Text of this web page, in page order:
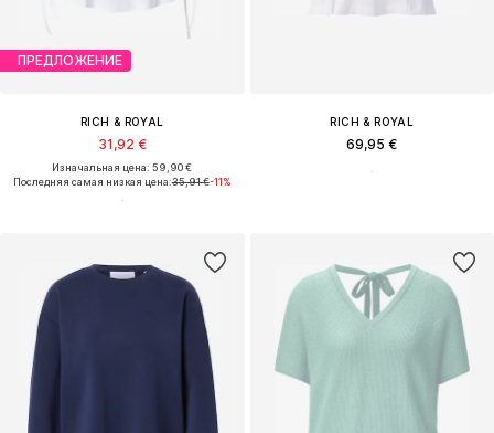
ПРЕДЛОЖЕНИЕ
RICH & ROYAL
31,92 €
Изначальная цена: 59,90 €
Последняя самая низкая цена:35,91 €-11%
RICH & ROYAL
69,95 €